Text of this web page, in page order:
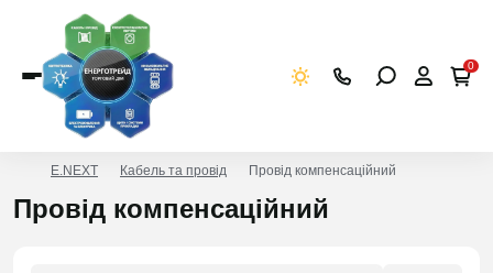
0
E.NEXT Кабель та провід Провід компенсаційний
Провід компенсаційний